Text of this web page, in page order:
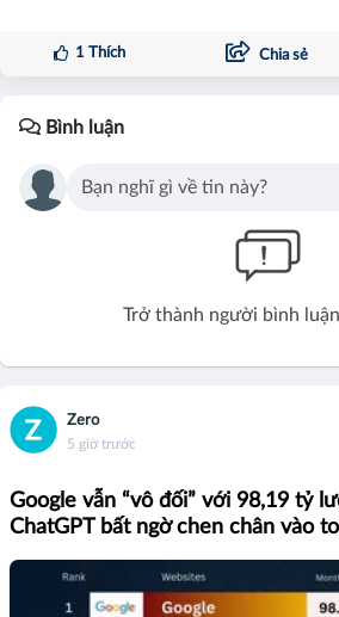
1Thích Chia sẻ
Bình luận
Trở thành người bình
Zero
5 giờ trước
Google vẫn “vô đối” với 98,19 tỷ
ChatGPT bất ngờ chen chân vào